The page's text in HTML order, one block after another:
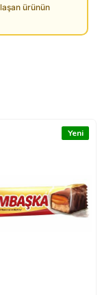
ürünün
Yeni